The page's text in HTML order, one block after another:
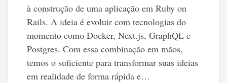
à construção de uma aplicação em Ruby on
Rails. A ideia é evoluir com tecnologias do
momento como Docker, Next.js, GraphQL e
Postgres. Com essa combinação em mãos,
temos o suficiente para transformar suas ideias
em realidade de forma rápida e…